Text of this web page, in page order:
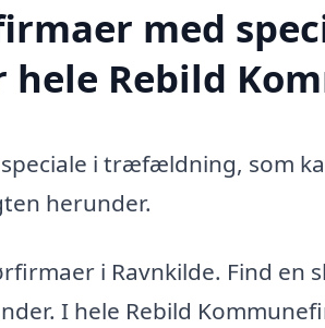
med
Rebild
i træfældning, som
herunder.
i Ravnkilde. Find en
I hele Rebild